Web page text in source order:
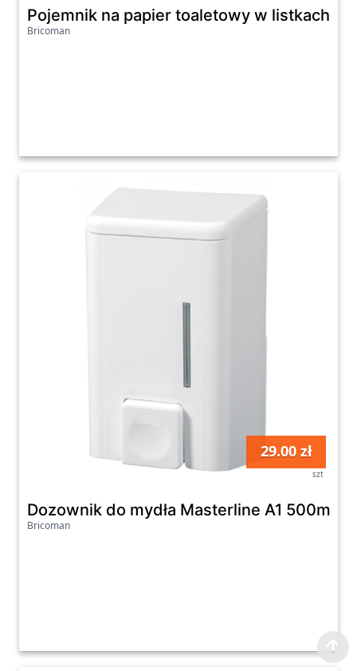
Pojemnik na papier toaletowy w listkach
Bricoman
29.00 zł
szt
Dozownik do mydła Masterline A1 500ml
Bricoman